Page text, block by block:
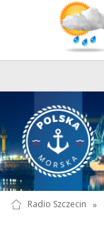
Radio Szczecin »